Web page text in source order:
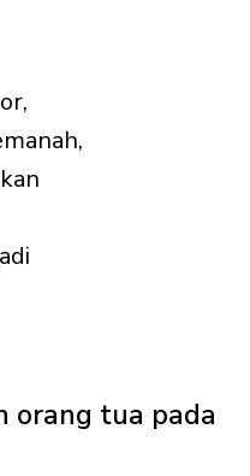
orang tua pada